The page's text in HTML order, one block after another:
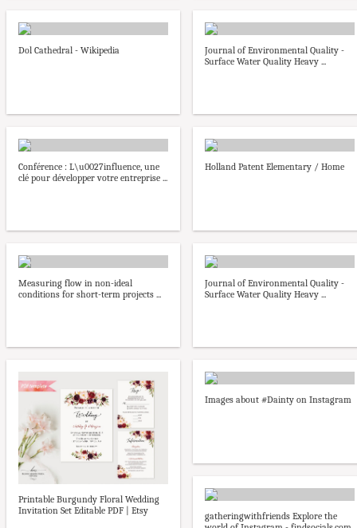
Dol Cathedral - Wikipedia
Journal of Environmental Quality -
Surface Water Quality Heavy ...
Conférence : L\u0027influence, une
clé pour développer votre entreprise ...
Holland Patent Elementary / Home
Measuring flow in non-ideal
conditions for short-term projects ...
Journal of Environmental Quality -
Surface Water Quality Heavy ...
Printable Burgundy Floral Wedding
Invitation Set Editable PDF | Etsy
Images about #Dainty on Instagram
gatheringwithfriends Explore the